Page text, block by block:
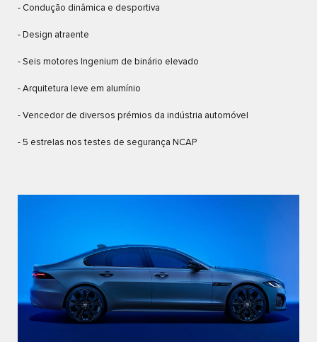
- Condução dinâmica e desportiva
- Design atraente
- Seis motores Ingenium de binário elevado
- Arquitetura leve em alumínio
- Vencedor de diversos prémios da indústria automóvel
- 5 estrelas nos testes de segurança NCAP